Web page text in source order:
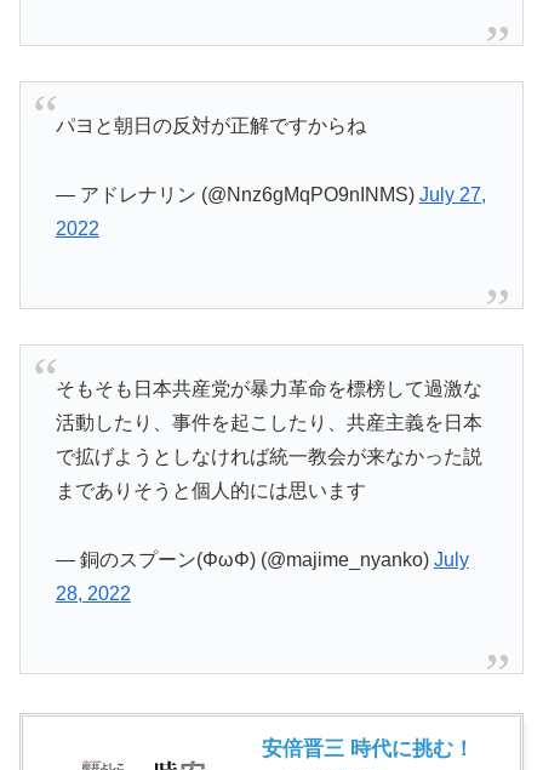
パヨと朝日の反対が正解ですからね
— アドレナリン (@Nnz6gMqPO9nINMS) July 27,
2022
そもそも日本共産党が暴力革命を標榜して過激な
活動したり、事件を起こしたり、共産主義を日本
で拡げようとしなければ統一教会が来なかった説
までありそうと個人的には思います
— 銅のスプーン(ΦωΦ) (@majime_nyanko) July
28, 2022
安倍晋三 時代に挑む！